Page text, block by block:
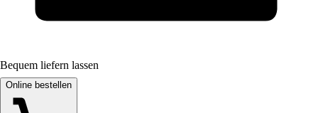
Bequem liefern lassen
Online bestellen